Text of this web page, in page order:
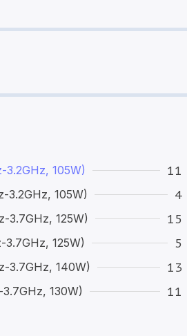
105W)
11
3.2GHz, 105W)
4
3.7GHz, 125W)
15
125W)
5
3.7GHz, 140W)
13
130W)
11